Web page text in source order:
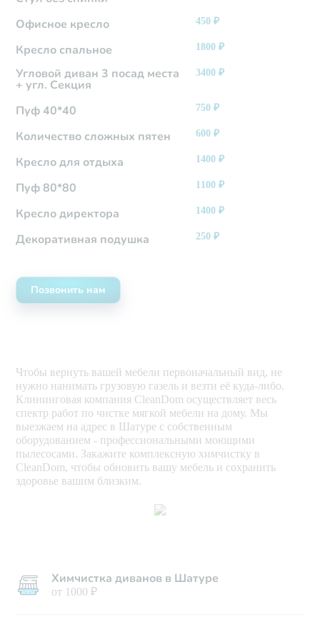
Офисное кресло 450 ₽
Кресло спальное 1800 ₽
Угловой диван 3 посад места
+ угл. Секция
3400 ₽
Пуф 40*40 750 ₽
Количество сложных пятен 600 ₽
Кресло для отдыха 1400 ₽
Пуф 80*80 1100 ₽
Кресло директора 1400 ₽
Декоративная подушка 250 ₽
Позвонить нам
Чтобы вернуть вашей мебели первоначальный вид, не
нужно нанимать грузовую газель и везти её куда-либо.
Клининговая компания CleanDom осуществляет весь
спектр работ по чистке мягкой мебели на дому. Мы
выезжаем на адрес в Шатуре с собственным
оборудованием - профессиональными моющими
пылесосами. Закажите комплексную химчистку в
CleanDom, чтобы обновить вашу мебель и сохранить
здоровье вашим близким.
Химчистка диванов в Шатуре
от 1000 ₽